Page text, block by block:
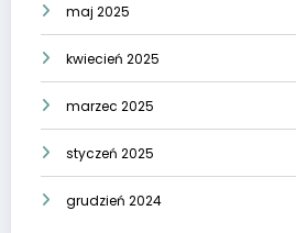
maj 2025
kwiecień 2025
marzec 2025
styczeń 2025
grudzień 2024